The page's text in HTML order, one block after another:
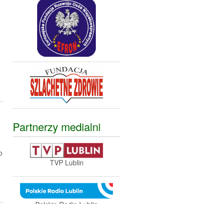
Partnerzy medialni
TVP Lublin